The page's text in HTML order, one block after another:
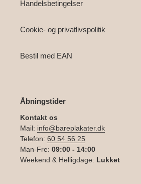
Handelsbetingelser
Cookie- og privatlivspolitik
Bestil med EAN
Åbningstider
Kontakt os
Mail: info@bareplakater.dk
Telefon: 60 54 56 25
Man-Fre: 09:00 - 14:00
Weekend & Helligdage: Lukket